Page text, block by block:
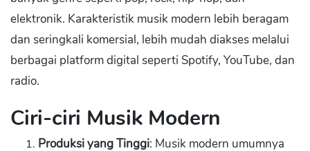
elektronik. Karakteristik musik modern lebih beragam
dan seringkali komersial, lebih mudah diakses melalui
berbagai platform digital seperti Spotify, YouTube, dan
radio.
Ciri-ciri Musik Modern
Produksi yang Tinggi: Musik modern umumnya